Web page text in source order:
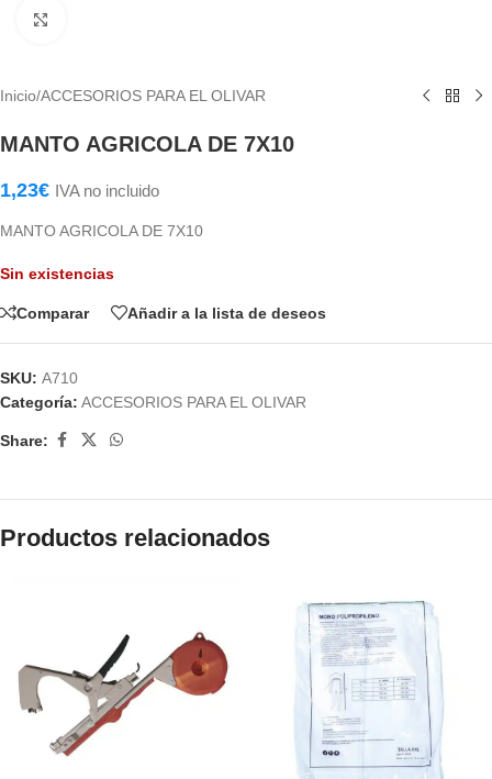
Inicio/ACCESORIOS PARA EL OLIVAR
MANTO AGRICOLA DE 7X10
1,23€ IVA no incluido
MANTO AGRICOLA DE 7X10
Sin existencias
Comparar Añadir a la lista de deseos
SKU: A710
Categoría: ACCESORIOS PARA EL OLIVAR
Share:
Productos relacionados